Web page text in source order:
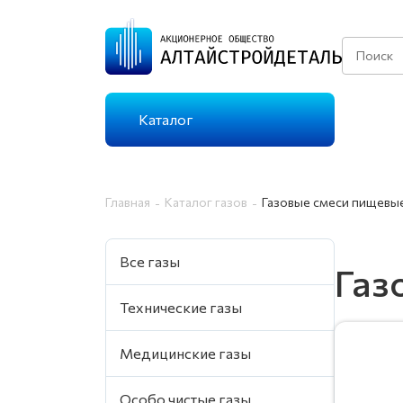
Каталог
ТЕХНИЧЕСКИЕ ГАЗЫ
ОСОБО ЧИСТЫЕ
ГАЗЫ
Главная Каталог газов Газовые смеси
Все газы
Технические газы
Медицинские газы
Особо чистые газы